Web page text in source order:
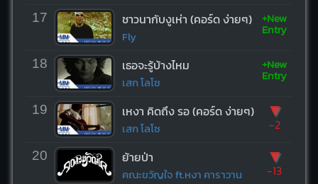
17 ชาวนากับงูเห่า (คอร์ด ง่ายๆ)
Fly
+New
Entry
18 เธอจะรู้บ้างไหม
เสก โลโซ
+New
Entry
19 เหงา คิดถึง รอ (คอร์ด ง่ายๆ)
เสก โลโซ
▼
-2
20 ย้ายป่า
คณะขวัญใจ ft.หงา คาราวาน
▼
-13